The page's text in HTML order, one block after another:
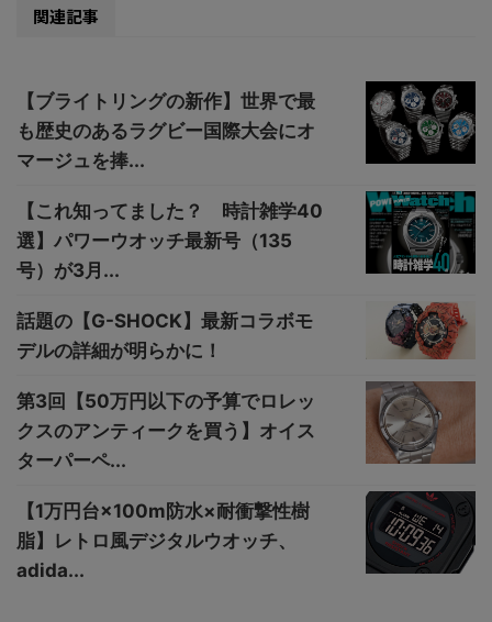
関連記事
【ブライトリングの新作】世界で最
も歴史のあるラグビー国際大会にオ
マージュを捧...
【これ知ってました？ 時計雑学40
選】パワーウオッチ最新号（135
号）が3月...
話題の【G-SHOCK】最新コラボモ
デルの詳細が明らかに！
第3回【50万円以下の予算でロレッ
クスのアンティークを買う】オイス
ターパーペ...
【1万円台×100m防水×耐衝撃性樹
脂】レトロ風デジタルウオッチ、
adida...